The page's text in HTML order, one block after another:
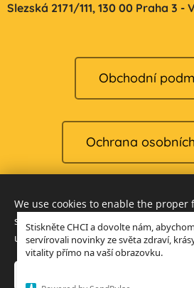
Stiskněte CHCI a dovolte nám,
servírovali novinky ze světa zdraví,
vitality přímo na vaší obrazovku.
Slezská 2171/111, 130 00 Praha 3 -
Obchodní
Ochrana
Reklamace
We use cookies to enable the
security of our website, and to offer
user experience.